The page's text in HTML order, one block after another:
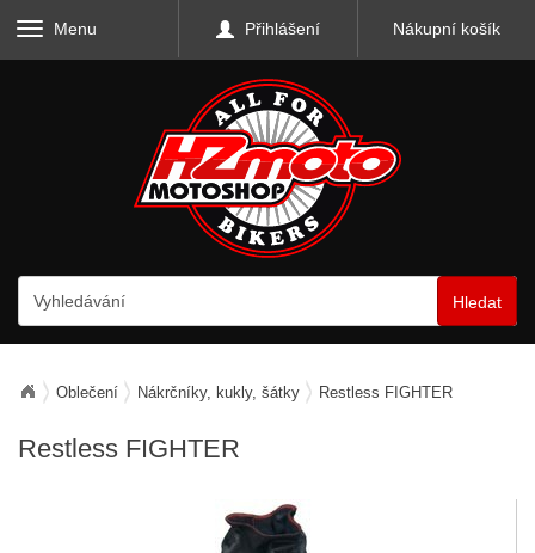
Menu Přihlášení Nákupní košík
Hledat
Oblečení Nákrčníky, kukly, šátky Restless FIGHTER
Restless FIGHTER